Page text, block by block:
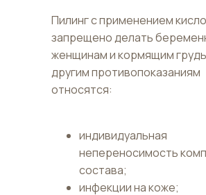
Пилинг с применением
запрещено делать
женщинам и кормящим
другим противопоказаниям
относятся:
индивидуальная
непереносимость
состава;
инфекции на коже;